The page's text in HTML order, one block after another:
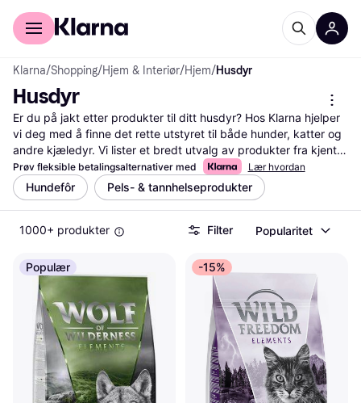
For kunder
Klarna/Shopping/Hjem & Interiør/Hjem/Husdyr
Husdyr
Er du på jakt etter produkter til ditt husdyr? Hos Klarna hjelper
vi deg med å finne det rette utstyret til både hunder, katter og
andre kjæledyr. Vi lister et bredt utvalg av produkter fra kjente
merker, og gir deg muligheten til å sammenligne priser. Bruk
våre praktiske filtre for å sortere etter kategori, pris eller
brukeranmeldelser. Dette gjør det enkelt for deg å navigere og
velge det som passer dine behov best. Du kan også lese
erfaringer fra andre brukere for å få en bedre forståelse av
at du får mest mulig verdi for pengene dine. Begynn her for å
finne det perfekte produktet til ditt husdyr!
Les mer om husdyr her
Prøv fleksible betalingsalternativer med Lær hvordan
Hundefôr Pels- & tannhelseprodukter
1000+ produkter Filter Popularitet
Populær -15%